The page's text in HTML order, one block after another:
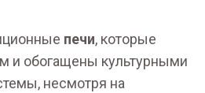
печи, которые
и обогащены культурными
несмотря на